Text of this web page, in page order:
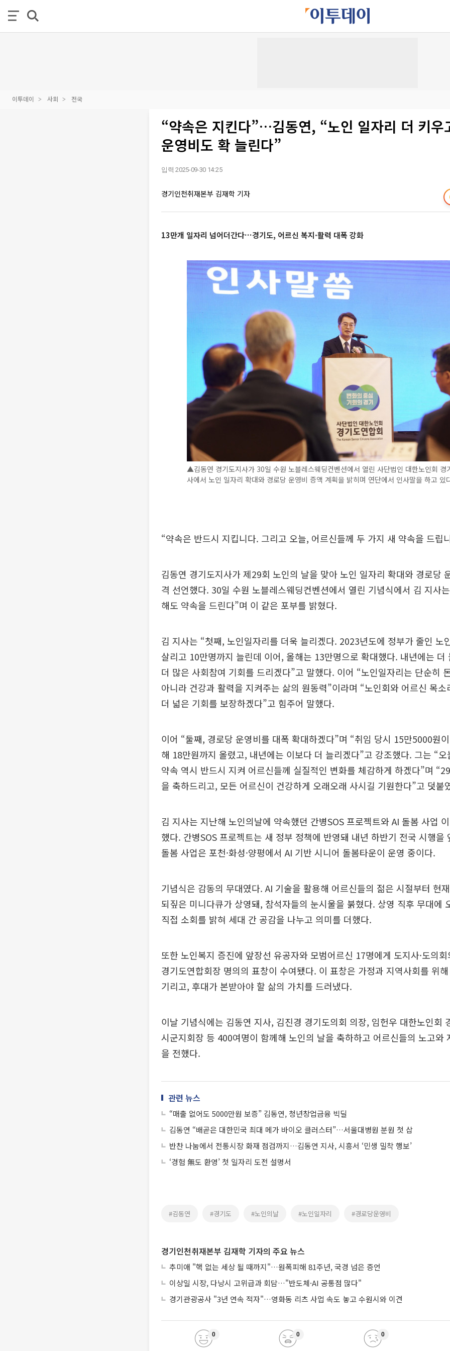
이투데이 사회 전국
“약속은 지킨다”…김동연, “노인 일자리 더 키우
운영비도 확 늘린다”
입력 2025-09-30 14:25
경기인천취재본부 김재학 기자
13만개 일자리 넘어더간다…경기도, 어르신 복지·활력 대폭 강화
▲김동연 경기도지사가 30일 수원 노블레스웨딩컨벤션에서 열린 사단법인 대한노인회 경
사에서 노인 일자리 확대와 경로당 운영비 증액 계획을 밝히며 연단에서 인사말을 하고 있
“약속은 반드시 지킵니다. 그리고 오늘, 어르신들께 두 가지 새 약속을 드립
김동연 경기도지사가 제29회 노인의 날을 맞아 노인 일자리 확대와 경로당
격 선언했다. 30일 수원 노블레스웨딩컨벤션에서 열린 기념식에서 김 지사
해도 약속을 드린다”며 이 같은 포부를 밝혔다.
김 지사는 “첫째, 노인일자리를 더욱 늘리겠다. 2023년도에 정부가 줄인 노
살리고 10만명까지 늘린데 이어, 올해는 13만명으로 확대했다. 내년에는 더
더 많은 사회참여 기회를 드리겠다”고 말했다. 이어 “노인일자리는 단순히
아니라 건강과 활력을 지켜주는 삶의 원동력”이라며 “노인회와 어르신 목
더 넓은 기회를 보장하겠다”고 힘주어 말했다.
이어 “둘째, 경로당 운영비를 대폭 확대하겠다”며 “취임 당시 15만5000원
해 18만원까지 올렸고, 내년에는 이보다 더 늘리겠다”고 강조했다. 그는 “
약속 역시 반드시 지켜 어르신들께 실질적인 변화를 체감하게 하겠다”며
을 축하드리고, 모든 어르신이 건강하게 오래오래 사시길 기원한다”고 덧붙
김 지사는 지난해 노인의날에 약속했던 간병SOS 프로젝트와 AI 돌봄 사업
했다. 간병SOS 프로젝트는 새 정부 정책에 반영돼 내년 하반기 전국 시행을
돌봄 사업은 포천·화성·양평에서 AI 기반 시니어 돌봄타운이 운영 중이다.
기념식은 감동의 무대였다. AI 기술을 활용해 어르신들의 젊은 시절부터 현
되짚은 미니다큐가 상영돼, 참석자들의 눈시울을 붉혔다. 상영 직후 무대에
직접 소회를 밝혀 세대 간 공감을 나누고 의미를 더했다.
또한 노인복지 증진에 앞장선 유공자와 모범어르신 17명에게 도지사·도의회
경기도연합회장 명의의 표창이 수여됐다. 이 표창은 가정과 지역사회를 위
기리고, 후대가 본받아야 할 삶의 가치를 드러냈다.
이날 기념식에는 김동연 지사, 김진경 경기도의회 의장, 임헌우 대한노인회
시군지회장 등 400여명이 함께해 노인의 날을 축하하고 어르신들의 노고와
을 전했다.
관련 뉴스
“매출 없어도 5000만원 보증” 김동연, 청년창업금융 빅딜
김동연 “배곧은 대한민국 최대 메가 바이오 클러스터”…서울대병원 분원 첫 삽
반찬 나눔에서 전통시장 화재 점검까지…김동연 지사, 시흥서 ‘민생 밀착 행보’
‘경험 無도 환영’ 첫 일자리 도전 설명서
#김동연 #경기도 #노인의날 #노인일자리 #경로당운영비
경기인천취재본부 김재학 기자의 주요 뉴스
추미애 "핵 없는 세상 될 때까지"…원폭피해 81주년, 국경 넘은 증언
이상일 시장, 다낭시 고위급과 회담…"반도체·AI 공통점 많다"
경기관광공사 "3년 연속 적자"…영화동 리츠 사업 속도 놓고 수원시와 이견
0 0 0